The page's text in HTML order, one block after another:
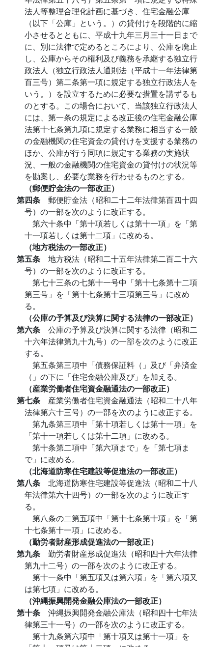
法人等整理合理化計画に基づき、住宅金融公庫
（以下「公庫」という。）の貸付けを段階的に縮
小させるとともに、平成十九年三月三十一日まで
に、別に法律で定めるところにより、公庫を廃止
し、公庫からその権利及び義務を承継する独立行
政法人（独立行政法人通則法（平成十一年法律第
百三号）第二条第一項に規定する独立行政法人を
いう。）を設立するために必要な措置を講ずるも
のとする。この場合において、当該独立行政法人
には、第一条の規定による改正後の住宅金融公庫
法第十七条第九項に規定する業務に相当する一般
の金融機関の住宅資金の貸付けを支援する業務の
ほか、公庫が行う同項に規定する業務の実施状
況、一般の金融機関の住宅資金の貸付けの状況等
を勘案し、必要な業務を行わせるものとする。
（郵便貯金法の一部改正）
第四条 郵便貯金法（昭和二十二年法律第百四十四
号）の一部を次のように改正する。
第六十条中「第十項若しくは第十一項」を「第
十一項若しくは第十二項」に改める。
（地方税法の一部改正）
第五条 地方税法（昭和二十五年法律第二百二十六
号）の一部を次のように改正する。
第七十三条の七第十一号中「第十七条第十二項
第三号」を「第十七条第十三項第三号」に改め
る。
（公庫の予算及び決算に関する法律の一部改正）
第六条 公庫の予算及び決算に関する法律（昭和二
十六年法律第九十九号）の一部を次のように改正
する。
第五条第三項中「債務保証料（」及び「弁済金
（」の下に「住宅金融公庫及び」を加える。
（産業労働者住宅資金融通法の一部改正）
第七条 産業労働者住宅資金融通法（昭和二十八年
法律第六十三号）の一部を次のように改正する。
第九条第三項中「第十項若しくは第十一項」を
「第十一項若しくは第十二項」に改める。
第十条第二項中「第六項まで」を「第七項ま
で」に改める。
（北海道防寒住宅建設等促進法の一部改正）
第八条 北海道防寒住宅建設等促進法（昭和二十八
年法律第六十四号）の一部を次のように改正す
る。
第八条の二第五項中「第十七条第十項」を「第
十七条第十一項」に改める。
（勤労者財産形成促進法の一部改正）
第九条 勤労者財産形成促進法（昭和四十六年法律
第九十二号）の一部を次のように改正する。
第十一条中「第五項又は第六項」を「第六項又
は第七項」に改める。
（沖縄振興開発金融公庫法の一部改正）
第十条 沖縄振興開発金融公庫法（昭和四十七年法
律第三十一号）の一部を次のように改正する。
第十九条第六項中「第十項又は第十一項」を